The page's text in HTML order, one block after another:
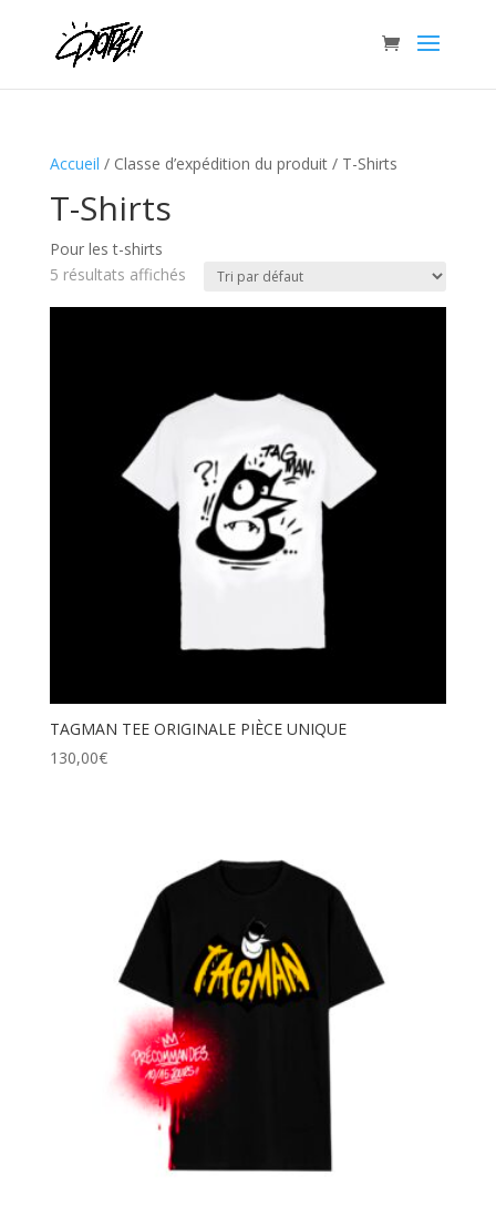
Accueil / Classe d’expédition du produit / T-Shirts
T-Shirts
Pour les t-shirts
5 résultats affichés
TAGMAN TEE ORIGINALE PIÈCE UNIQUE
130,00€